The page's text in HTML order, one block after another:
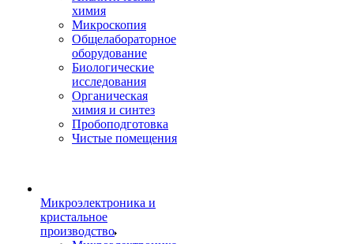
химия
Микроскопия
Общелабораторное
оборудование
Биологические
исследования
Органическая
химия и синтез
Пробоподготовка
Чистые помещения
Микроэлектроника и
кристальное
производство